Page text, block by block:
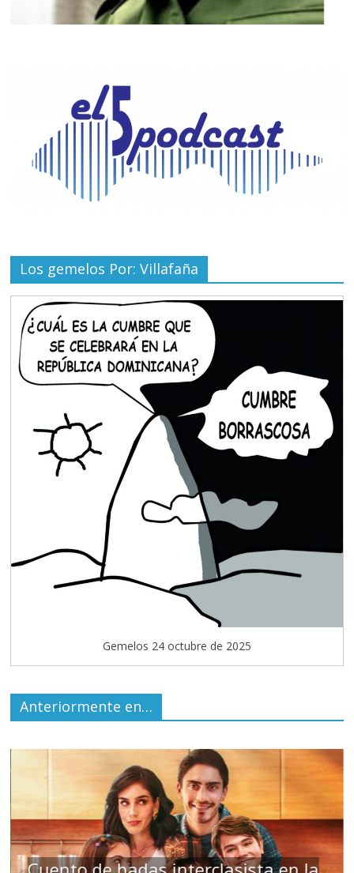
Los gemelos Por: Villafaña
Gemelos 24 octubre de 2025
Anteriormente en…